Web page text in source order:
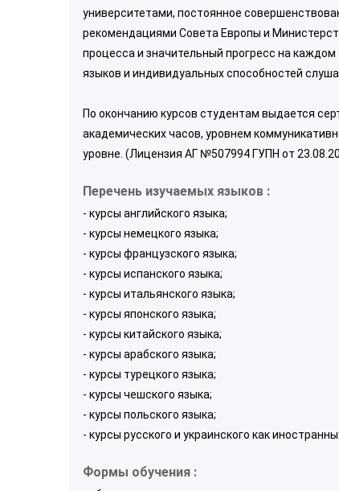
университетами, постоянное
рекомендациями Совета Европы и
процесса и значительный прогресс на
языков и индивидуальных способностей
По окончанию курсов студентам выдается
академических часов, уровнем
уровне. (Лицензия АГ №507994 ГУПН от
Перечень изучаемых языков :
- курсы английского языка;
- курсы немецкого языка;
- курсы французского языка;
- курсы испанского языка;
- курсы итальянского языка;
- курсы японского языка;
- курсы китайского языка;
- курсы арабского языка;
- курсы турецкого языка;
- курсы чешского языка;
- курсы польского языка;
- курсы русского и украинского как
Формы обучения :